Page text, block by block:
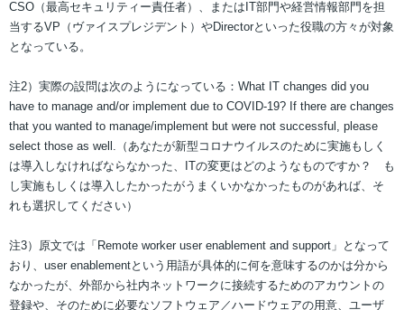
CSO（最高セキュリティー責任者）、またはIT部門や経営情報部門を担
当するVP（ヴァイスプレジデント）やDirectorといった役職の方々が対象
となっている。
注2）実際の設問は次のようになっている：What IT changes did you
have to manage and/or implement due to COVID-19? If there are changes
that you wanted to manage/implement but were not successful, please
select those as well.（あなたが新型コロナウイルスのために実施もしく
は導入しなければならなかった、ITの変更はどのようなものですか？ も
し実施もしくは導入したかったがうまくいかなかったものがあれば、そ
れも選択してください）
注3）原文では「Remote worker user enablement and support」となって
おり、user enablementという用語が具体的に何を意味するのかは分から
なかったが、外部から社内ネットワークに接続するためのアカウントの
登録や、そのために必要なソフトウェア／ハードウェアの用意、ユーザ